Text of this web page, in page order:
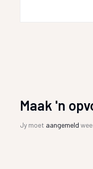
Maak 'n
Jy moet aangemeld